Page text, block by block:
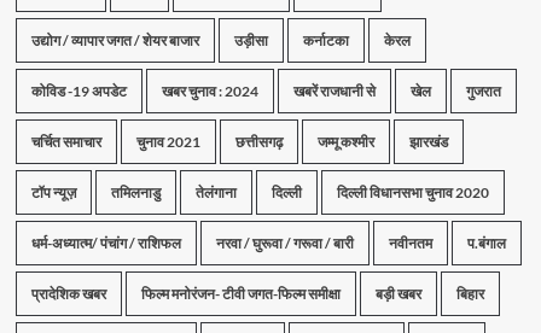
उद्योग / व्यापार जगत / शेयर बाजार उड़ीसा कर्नाटका केरल
कोविड -19 अपडेट खबर चुनाव : 2024 खबरें राजधानी से खेल गुजरात
चर्चित समाचार चुनाव 2021 छत्तीसगढ़ जम्मू कश्मीर झारखंड
टॉप न्यूज़ तमिलनाडु तेलंगाना दिल्ली दिल्ली विधानसभा चुनाव 2020
धर्म-अध्यात्म/ पंचांग / राशिफल नरवा / घुरूवा / गरूवा / बारी नवीनतम प.बंगाल
प्रादेशिक खबर फिल्म मनोरंजन- टीवी जगत-फिल्म समीक्षा बड़ी खबर बिहार